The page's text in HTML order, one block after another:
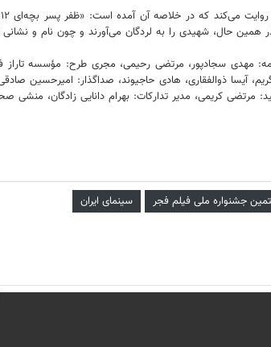
حال، شهیدی را به لردگان می‌آورند و چون نام و نشانی
مهدی سجادپور، مرتضی رحیمی، مجری طرح: مؤسسه تاراز
آیسا ذوالفقاری، هادی حاجیوند، صداگذار: امیرحسین
کریمی، مدیر تدارکات: بهرام دانایی زادگان،
جشنواره ملی فیلم فجر سینمای ایران